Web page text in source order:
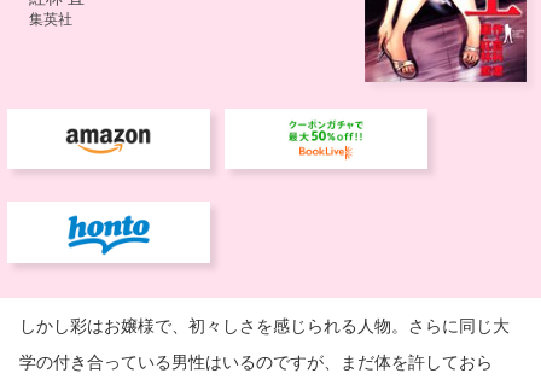
しかし彩はお嬢様で、初々しさを感じられる人物。さらに同じ大
学の付き合っている男性はいるのですが、まだ体を許しておら